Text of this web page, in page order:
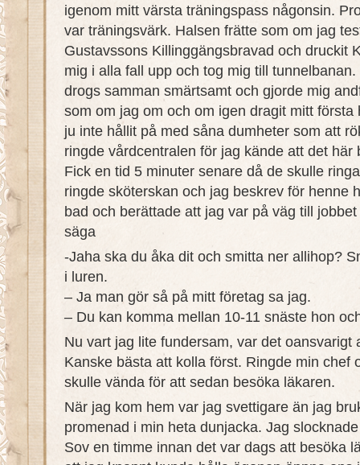
igenom mitt värsta träningspass någonsin.
var träningsvärk. Halsen frätte som om jag
Gustavssons Killinggängsbravad och druckit
mig i alla fall upp och tog mig till
drogs samman smärtsamt och gjorde mig
som om jag om och om igen dragit mitt första
ju inte hållit på med såna dumheter som att
ringde vårdcentralen för jag kände att det här
Fick en tid 5 minuter senare då de skulle
ringde sköterskan och jag beskrev för henne
bad och berättade att jag var på väg till
säga
-Jaha ska du åka dit och smitta ner allihop?
i luren.
– Ja man gör så på mitt företag sa jag.
– Du kan komma mellan 10-11 snäste hon
Nu vart jag lite fundersam, var det oansvarigt
Kanske bästa att kolla först. Ringde min chef
skulle vända för att sedan besöka läkaren.
När jag kom hem var jag svettigare än jag
promenad i min heta dunjacka. Jag
Sov en timme innan det var dags att besöka